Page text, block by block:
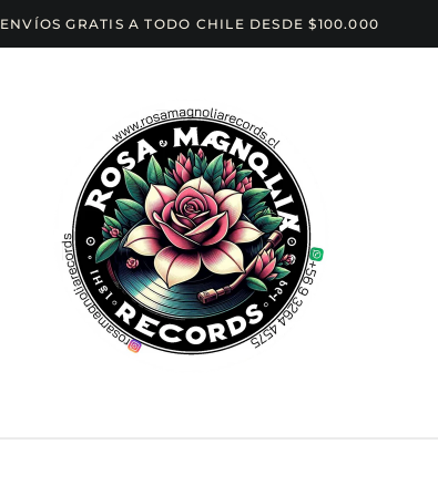
ENVÍOS GRATIS A TODO CHILE DESDE $100.000